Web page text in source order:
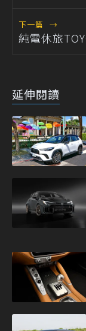
下一篇 →
純電休旅
延伸閱讀